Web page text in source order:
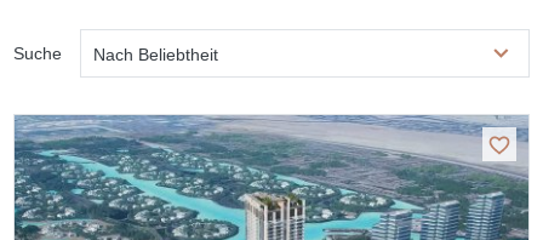
Suche Nach Beliebtheit